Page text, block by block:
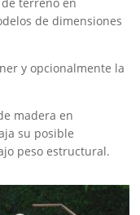
terreno en
de dimensiones
y opcionalmente la
madera en
su posible
peso estructural.